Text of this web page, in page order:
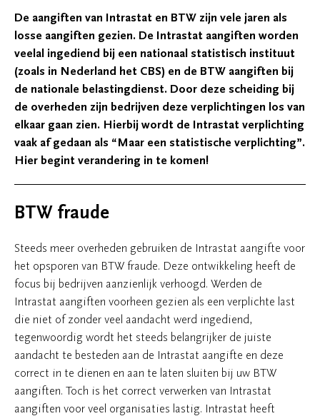
De aangiften van Intrastat en BTW zijn vele jaren als
losse aangiften gezien. De Intrastat aangiften worden
veelal ingediend bij een nationaal statistisch instituut
(zoals in Nederland het CBS) en de BTW aangiften bij
de nationale belastingdienst. Door deze scheiding bij
de overheden zijn bedrijven deze verplichtingen los van
elkaar gaan zien. Hierbij wordt de Intrastat verplichting
vaak af gedaan als “Maar een statistische verplichting”.
Hier begint verandering in te komen!
BTW fraude
Steeds meer overheden gebruiken de Intrastat aangifte voor
het opsporen van BTW fraude. Deze ontwikkeling heeft de
focus bij bedrijven aanzienlijk verhoogd. Werden de
Intrastat aangiften voorheen gezien als een verplichte last
die niet of zonder veel aandacht werd ingediend,
tegenwoordig wordt het steeds belangrijker de juiste
aandacht te besteden aan de Intrastat aangifte en deze
correct in te dienen en aan te laten sluiten bij uw BTW
aangiften. Toch is het correct verwerken van Intrastat
aangiften voor veel organisaties lastig. Intrastat heeft